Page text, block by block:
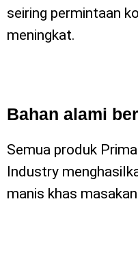
seiring permintaan
meningkat.
Bahan alami
Semua produk
Industry
manis khas